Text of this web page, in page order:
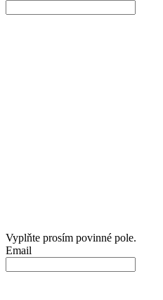
Vyplňte prosím povinné pole.
Email